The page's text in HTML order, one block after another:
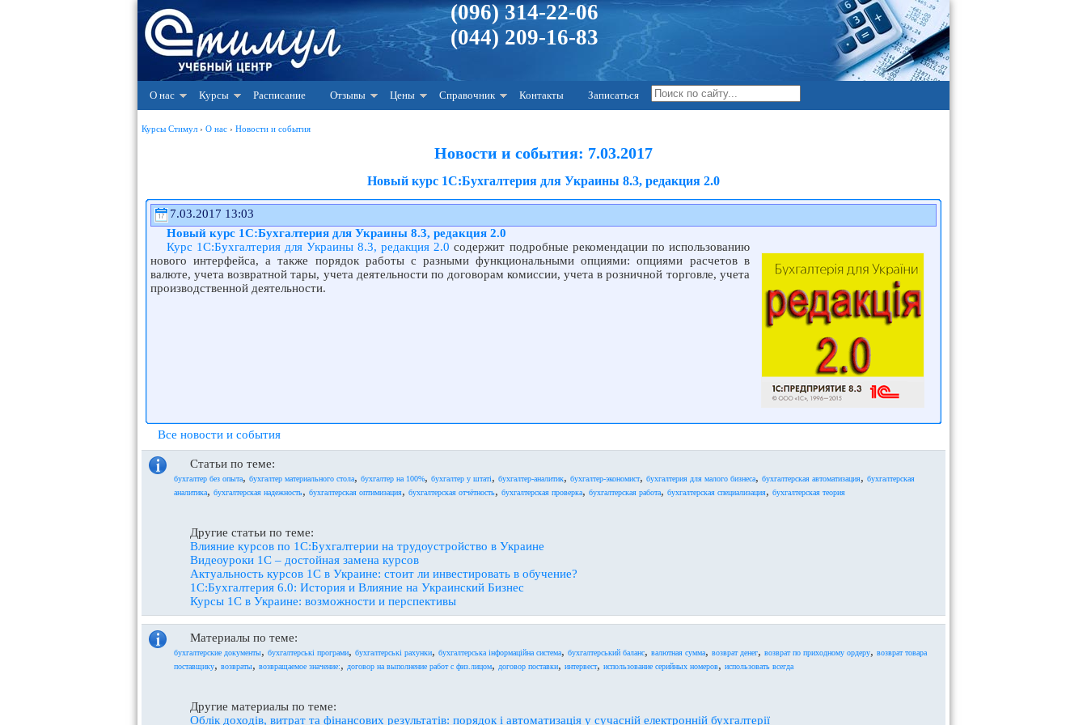
(096) 314-22-06
(044) 209-16-83
О нас Курсы Расписание Отзывы Цены Справочник Контакты Записаться
Курсы Стимул › О нас › Новости и события
Новости и события: 7.03.2017
Новый курс 1С:Бухгалтерия для Украины 8.3, редакция 2.0
7.03.2017 13:03
Новый курс 1С:Бухгалтерия для Украины 8.3, редакция 2.0
Курс 1С:Бухгалтерия для Украины 8.3, редакция 2.0 содержит подробные рекомендации по использованию
нового интерфейса, а также порядок работы с разными функциональными опциями: опциями расчетов в
валюте, учета возвратной тары, учета деятельности по договорам комиссии, учета в розничной торговле, учета
производственной деятельности.
Все новости и события
Статьи по теме:
бухгалтер без опыта, бухгалтер материального стола, бухгалтер на 100%, бухгалтер у штаті, бухгалтер-аналитик, бухгалтер-экономист, бухгалтерия для малого бизнеса, бухгалтерская автоматизация, бухгалтерская
аналитика, бухгалтерская надежность, бухгалтерская оптимизация, бухгалтерская отчётность, бухгалтерская проверка, бухгалтерская работа, бухгалтерская специализация, бухгалтерская теория
Другие статьи по теме:
Влияние курсов по 1С:Бухгалтерии на трудоустройство в Украине
Видеоуроки 1С – достойная замена курсов
Актуальность курсов 1С в Украине: стоит ли инвестировать в обучение?
1С:Бухгалтерия 6.0: История и Влияние на Украинский Бизнес
Курсы 1С в Украине: возможности и перспективы
Материалы по теме:
бухгалтерские документы, бухгалтерські програми, бухгалтерські рахунки, бухгалтерська інформаційна система, бухгалтерський баланс, валютная сумма, возврат денег, возврат по приходному ордеру, возврат товара
поставщику, возвраты, возвращаемое значение:, договор на выполнение работ с физ.лицом, договор поставки, интервест, использование серийных номеров, использовать всегда
Другие материалы по теме:
Облік доходів, витрат та фінансових результатів: порядок і автоматизація у сучасній електронній бухгалтерії